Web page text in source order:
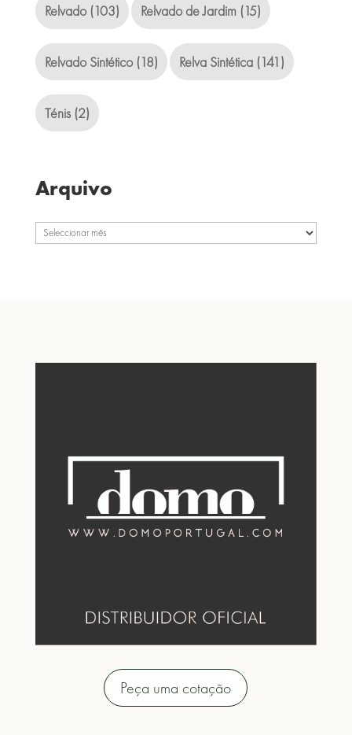
Relvado(103) Relvado de Jardim(15)
Relvado Sintético(18) Relva Sintética(141)
Ténis(2)
Arquivo
Arquivo
Peça uma cotação